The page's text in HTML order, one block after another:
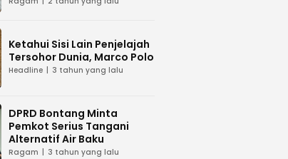
Ketahui Sisi Lain Penjelajah
Tersohor Dunia, Marco Polo
Headline 3 tahun yang lalu
DPRD Bontang Minta
Pemkot Serius Tangani
Alternatif Air Baku
Ragam 3 tahun yang lalu